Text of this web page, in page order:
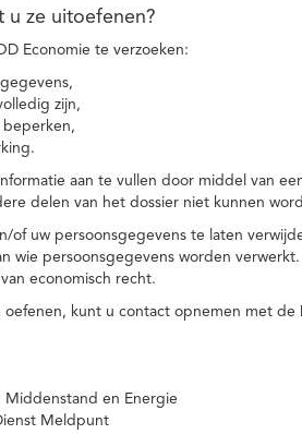
u ze uitoefenen?
Economie te verzoeken:
zijn,
beperken,
aan te vullen door middel van
delen van het dossier niet kunnen
of uw persoonsgegevens te laten
wie persoonsgegevens worden
economisch recht.
kunt u contact opnemen met de
Middenstand en Energie
Meldpunt